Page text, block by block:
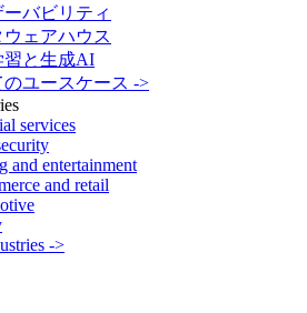
ーバビリティ
ウェアハウス
習と生成AI
のユースケース ->
services
and entertainment
and retail
->